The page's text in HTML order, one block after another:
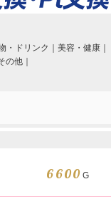
・ドリンク 美容・健康｜
の他｜
6600 G